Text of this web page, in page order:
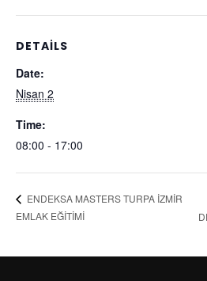
DETAILS
Date:
Nisan 2
Time:
08:00 - 17:00
ENDEKSA MASTERS TURPA İZMİR
EMLAK EĞİTİMİ